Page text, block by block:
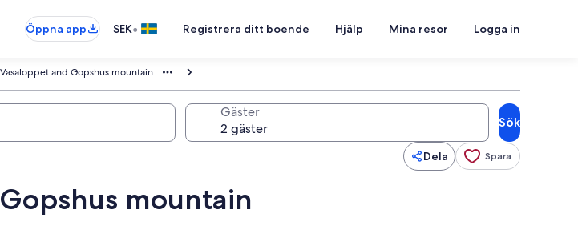
Öppna app
SEK• Registrera ditt boende Hjälp Mina resor Logga in
and Gopshus mountain
Gäster
Sök
Dela Spara
mountain